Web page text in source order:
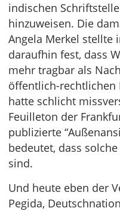
indischen
hinzuweisen. Die
Angela Merkel stellte
daraufhin fest, dass
mehr tragbar als
öffentlich-rechtlichen
hatte schlicht
Feuilleton der
publizierte
bedeutet, dass
sind.
Und heute eben der
Pegida,